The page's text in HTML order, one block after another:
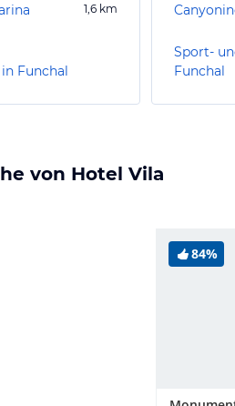
1,6 km
Funchal
Sport-
Funchal
von Hotel Vila
84%